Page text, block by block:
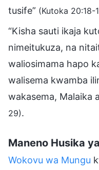
tusife” (Kutoka 20:18-
“Kisha sauti ikaja
nimeitukuza, na
waliosimama hapo
walisema kwamba
wakasema, Malaika
29).
Maneno Husika
Wokovu wa Mungu